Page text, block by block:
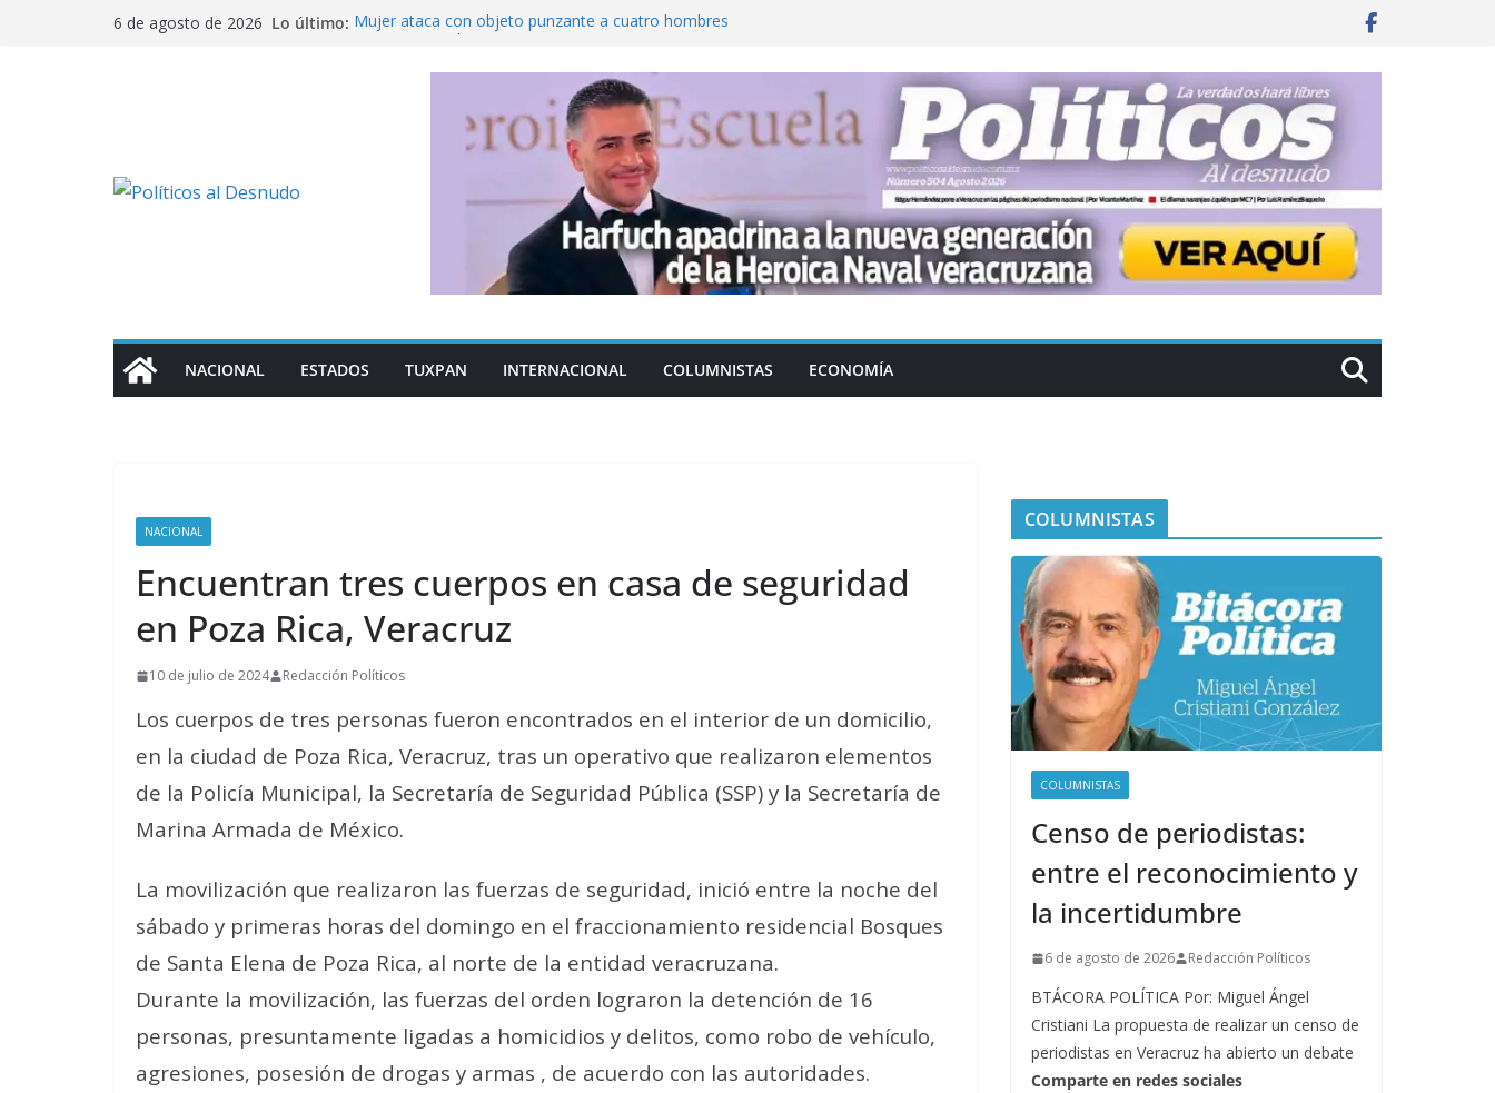
6 de agosto de 2026 Lo último: Mujer ataca con objeto punzante a cuatro hombres
México busca reactivar la exportación de aguacate de
Michoacán a los Estados Unidos
Ofrece SEP regularización a escuelas para dejar el esquema
Rechaza Nahle persecución política en casos de desafuero
de los alcaldes de Movimiento Ciudadano
NACIONAL ESTADOS TUXPAN INTERNACIONAL COLUMNISTAS ECONOMÍA
NACIONAL
Encuentran tres cuerpos en casa de seguridad
en Poza Rica, Veracruz
10 de julio de 2024 Redacción Políticos
Los cuerpos de tres personas fueron encontrados en el interior de un domicilio,
en la ciudad de Poza Rica, Veracruz, tras un operativo que realizaron elementos
de la Policía Municipal, la Secretaría de Seguridad Pública (SSP) y la Secretaría de
Marina Armada de México.
La movilización que realizaron las fuerzas de seguridad, inició entre la noche del
sábado y primeras horas del domingo en el fraccionamiento residencial Bosques
de Santa Elena de Poza Rica, al norte de la entidad veracruzana.
Durante la movilización, las fuerzas del orden lograron la detención de 16
personas, presuntamente ligadas a homicidios y delitos, como robo de vehículo,
agresiones, posesión de drogas y armas , de acuerdo con las autoridades.
COLUMNISTAS
COLUMNISTAS
Censo de periodistas:
entre el reconocimiento y
la incertidumbre
6 de agosto de 2026 Redacción Políticos
BTÁCORA POLÍTICA Por: Miguel Ángel
Cristiani La propuesta de realizar un censo de
periodistas en Veracruz ha abierto un debate
Comparte en redes sociales